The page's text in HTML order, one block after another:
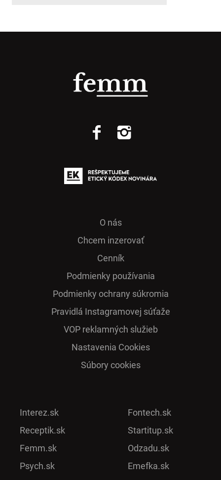
O nás
Chcem inzerovať
Cenník
Podmienky používania
Podmienky ochrany súkromia
Pra­vidlá Ins­ta­gra­mo­vej sú­ťaže
VOP reklamných služieb
Nastavenia Cookies
Súbory cookies
Interez.sk
Receptik.sk
Femm.sk
Psych.sk
Fontech.sk
Startitup.sk
Odzadu.sk
Emefka.sk